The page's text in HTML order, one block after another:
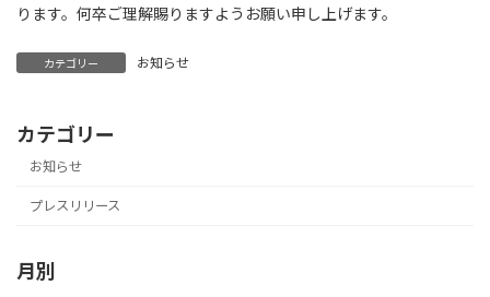
ります。何卒ご理解賜りますようお願い申し上げます。
カテゴリー お知らせ
カテゴリー
お知らせ
プレスリリース
月別